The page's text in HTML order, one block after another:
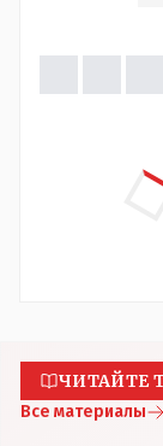
ЧИТАЙТЕ
Все материалы